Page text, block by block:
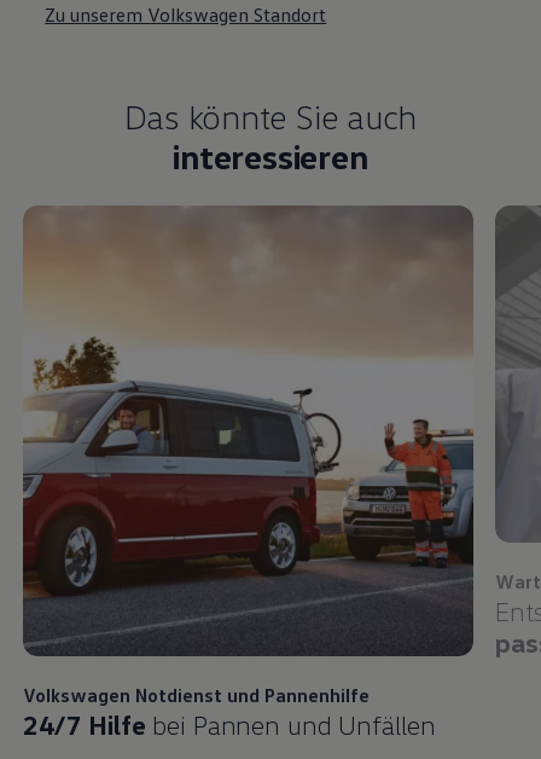
Zu unserem Volkswagen Standort
Das könnte Sie auch
interessieren
Volkswagen Notdienst und Pannenhilfe
24/7 Hilfe bei Pannen und Unfällen